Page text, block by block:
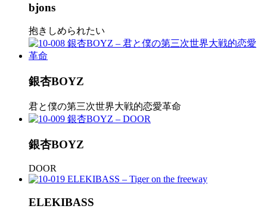
bjons
抱きしめられたい
銀杏BOYZ
君と僕の第三次世界大戦的恋愛革命
銀杏BOYZ
DOOR
ELEKIBASS